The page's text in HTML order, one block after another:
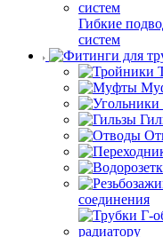
Гибкие
систем
соединения